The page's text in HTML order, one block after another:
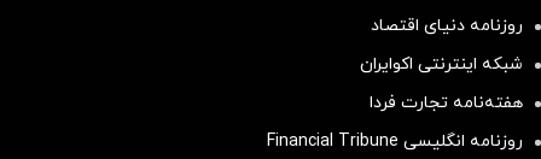
روزنامه دنیای اقتصاد
شبکه اینترنتی اکوایران
هفته‌نامه تجارت فردا
روزنامه انگلیسی Financial Tribune